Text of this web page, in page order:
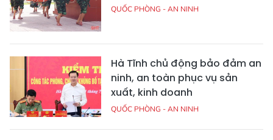
QUỐC PHÒNG - AN NINH
Hà Tĩnh chủ động bảo đảm an
ninh, an toàn phục vụ sản
xuất, kinh doanh
QUỐC PHÒNG - AN NINH